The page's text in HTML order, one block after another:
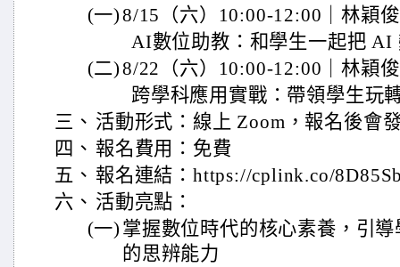
(一)8/15（六）10:00-12:00｜林穎
AI數位助教：和學生一起把 AI
(二)8/22（六）10:00-12:00｜林穎
跨學科應用實戰：帶領學生玩
三、 活動形式：線上 Zoom，報名後會
四、 報名費用：免費
五、 報名連結：https://cplink.co/
六、 活動亮點：
(一) 掌握數位時代的核心素養，引
的思辨能力